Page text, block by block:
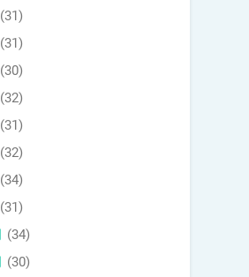
(31)
(31)
(30)
(32)
(31)
(32)
(34)
(31)
(34)
(30)